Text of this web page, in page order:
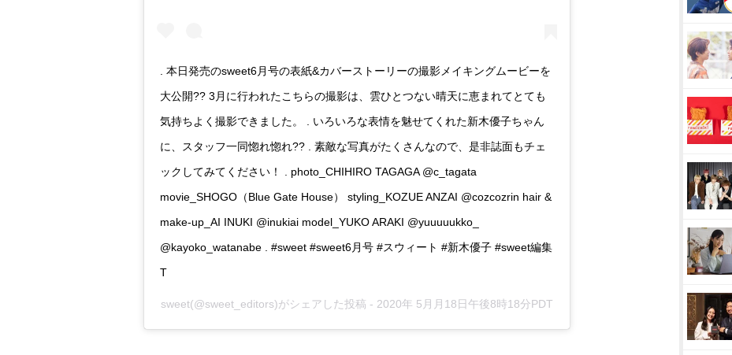
. 本日発売のsweet6月号の表紙&カバーストーリーの撮影メイキングムービーを
大公開?? 3月に行われたこちらの撮影は、雲ひとつない晴天に恵まれてとても
気持ちよく撮影できました。 . いろいろな表情を魅せてくれた新木優子ちゃん
に、スタッフ一同惚れ惚れ?? . 素敵な写真がたくさんなので、是非誌面もチェ
ックしてみてください！ . photo_CHIHIRO TAGAGA @c_tagata
movie_SHOGO（Blue Gate House） styling_KOZUE ANZAI @cozcozrin hair &
make-up_AI INUKI @inukiai model_YUKO ARAKI @yuuuuukko_
@kayoko_watanabe . #sweet #sweet6月号 #スウィート #新木優子 #sweet編集
T
sweet(@sweet_editors)がシェアした投稿 - 2020年 5月月18日午後8時18分PDT